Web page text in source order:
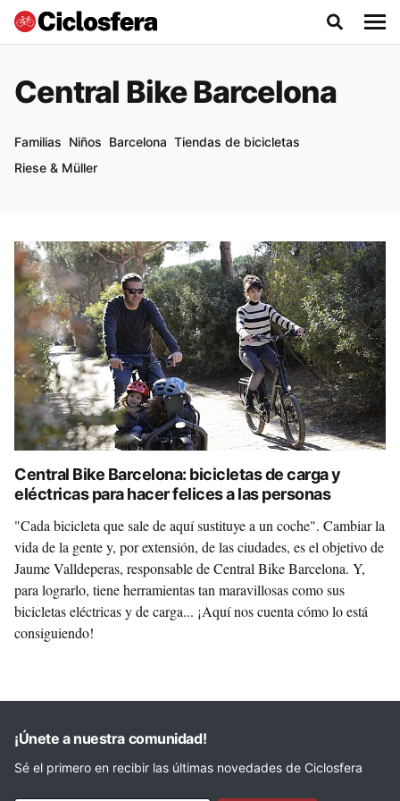
Central Bike Barcelona
Familias Niños Barcelona Tiendas de bicicletas
Riese & Müller
Central Bike Barcelona: bicicletas de carga y
eléctricas para hacer felices a las personas
"Cada bicicleta que sale de aquí sustituye a un coche". Cambiar la
vida de la gente y, por extensión, de las ciudades, es el objetivo de
Jaume Valldeperas, responsable de Central Bike Barcelona. Y,
para lograrlo, tiene herramientas tan maravillosas como sus
bicicletas eléctricas y de carga... ¡Aquí nos cuenta cómo lo está
consiguiendo!
¡Únete a nuestra comunidad!
Sé el primero en recibir las últimas novedades de Ciclosfera